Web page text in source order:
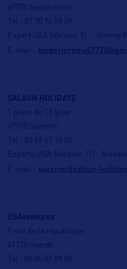
67770 Sessenheim
Tel : 07 70 74 58 09
Expert USA (Version 9) : Jérémy
E-mail :
SALAUN HOLIDAYS
1 place de l’Eglise
67700 Saverne
Tel : 03 69 67 18 00
Experte USA (Version 11) :
E-mail : saverne@salaun-
USAventures
9 rue de la république
67720 Hoerdt
Tel : 06 85 97 89 88